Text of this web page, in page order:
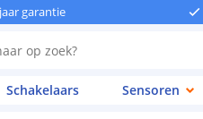
garantie
Schakelaars Sensoren